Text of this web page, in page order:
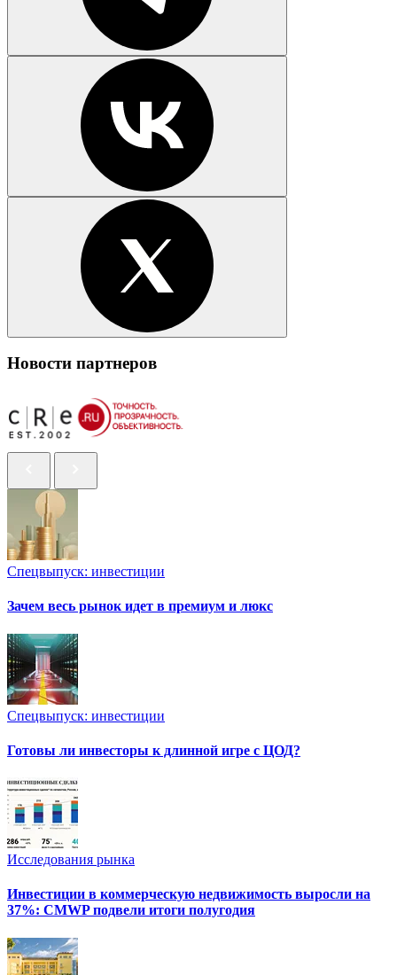
Новости партнеров
Спецвыпуск: инвестиции
Зачем весь рынок идет в премиум и люкс
Спецвыпуск: инвестиции
Готовы ли инвесторы к длинной игре с ЦОД?
Исследования рынка
Инвестиции в коммерческую недвижимость выросли на
37%: CMWP подвели итоги полугодия